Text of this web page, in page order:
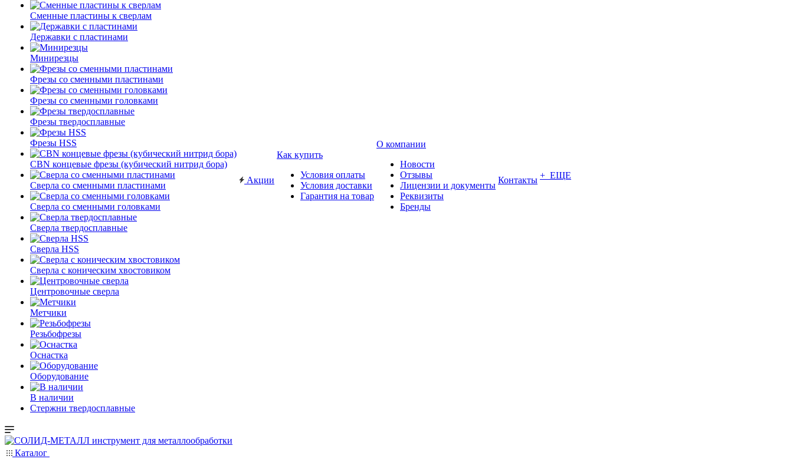
Сменные пластины к сверлам
Державки с пластинами
Минирезцы
Фрезы со сменными пластинами
Фрезы со сменными головками
Фрезы твердосплавные
Фрезы HSS
CBN концевые фрезы (кубический нитрид бора)
Сверла со сменными пластинами
Сверла со сменными головками
Сверла твердосплавные
Сверла HSS
Сверла с коническим хвостовиком
Центровочные сверла
Метчики
Резьбофрезы
Оснастка
Оборудование
В наличии
Стержни твердосплавные
Акции
Как купить
Условия оплаты
Условия доставки
Гарантия на товар
О компании
Новости
Отзывы
Лицензии и документы
Реквизиты
Бренды
Контакты + ЕЩЕ
Каталог